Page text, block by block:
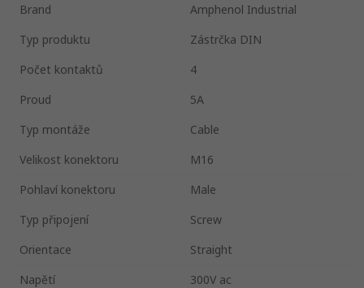
Brand
Amphenol Industrial
Typ produktu
Zástrčka DIN
Počet kontaktů
4
Proud
5A
Typ montáže
Cable
Velikost konektoru
M16
Pohlaví konektoru
Male
Typ připojení
Screw
Orientace
Straight
Napětí
300V ac